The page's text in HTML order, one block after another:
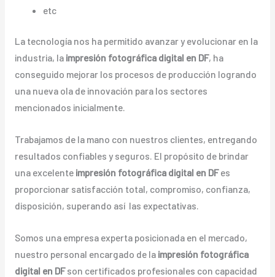
etc
La tecnología nos ha permitido avanzar y evolucionar en la
industria, la impresión fotográfica digital en DF, ha
conseguido mejorar los procesos de producción logrando
una nueva ola de innovación para los sectores
mencionados inicialmente.
Trabajamos de la mano con nuestros clientes, entregando
resultados confiables y seguros. El propósito de brindar
una excelente impresión fotográfica digital en DFes
proporcionar satisfacción total, compromiso, confianza,
disposición, superando así las expectativas.
Somos una empresa experta posicionada en el mercado,
nuestro personal encargado de la impresión fotográfica
digital en DFson certificados profesionales con capacidad